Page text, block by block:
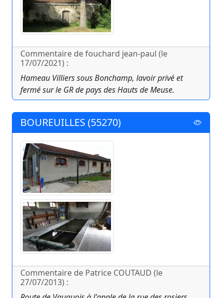
Commentaire de fouchard jean-paul (le
17/07/2021) :
Hameau Villiers sous Bonchamp, lavoir privé et
fermé sur le GR de pays des Hauts de Meuse.
BOUREUILLES (55270)
Commentaire de Patrice COUTAUD (le
27/07/2013) :